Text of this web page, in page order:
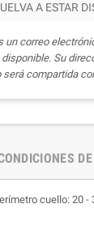
A ESTAR
un correo
Su
será compartida
cuello: 20